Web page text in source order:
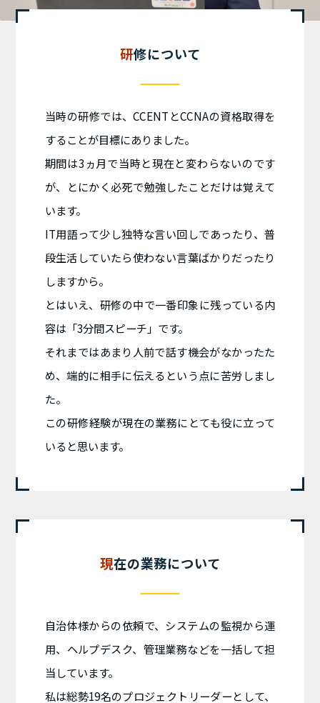
研修について
当時の研修では、CCENTとCCNAの資格取得を
することが目標にありました。
期間は3ヵ月で当時と現在と変わらないのです
が、とにかく必死で勉強したことだけは覚えて
います。
IT用語って少し独特な言い回しであったり、普
段生活していたら使わない言葉ばかりだったり
しますから。
とはいえ、研修の中で一番印象に残っている内
容は「3分間スピーチ」です。
それまではあまり人前で話す機会がなかったた
め、端的に相手に伝えるという点に苦労しまし
た。
この研修経験が現在の業務にとても役に立って
いると思います。
現在の業務について
自治体様からの依頼で、システムの監視から運
用、ヘルプデスク、管理業務などを一括して担
当しています。
私は総勢19名のプロジェクトリーダーとして、